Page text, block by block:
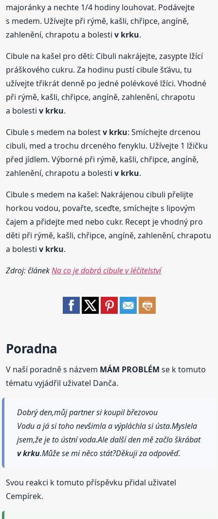
majoránky a nechte 1/4 hodiny louhovat. Podávejte
s medem. Užívejte při rýmě, kašli, chřipce, angíně,
zahlenění, chrapotu a bolestiv krku.
Cibule na kašel pro děti: Cibuli nakrájejte, zasypte lžící
práškového cukru. Za hodinu pustí cibule šťávu, tu
užívejte třikrát denně po jedné polévkové lžíci. Vhodné
při rýmě, kašli, chřipce, angíně, zahlenění, chrapotu
a bolestiv krku.
Cibule s medem na bolestv krku: Smíchejte drcenou
cibuli, med a trochu drceného fenyklu. Užívejte 1 lžičku
před jídlem. Výborné při rýmě, kašli, chřipce, angíně,
zahlenění, chrapotu a bolestiv krku.
Cibule s medem na kašel: Nakrájenou cibuli přelijte
horkou vodou, povařte, sceďte, smíchejte s lipovým
čajem a přidejte med nebo cukr. Recept je vhodný pro
děti při rýmě, kašli, chřipce, angíně, zahlenění, chrapotu
a bolestiv krku.
Zdroj: článekNa co je dobrá cibule v léčitelství
Poradna
V naší poradně s názvem MÁM PROBLÉM se k tomuto
tématu vyjádřil uživatel Danča.
Dobrý den,můj partner si koupil březovou
Vodu a já si toho nevšimla a výpláchla si ústa.Myslela
jsem,že je to ústní voda.Ale další den mě začlo škrábat
v krku.Může se mi něco stát?Děkuji za odpověď.
Svou reakci k tomuto příspěvku přidal uživatel
Cempírek.